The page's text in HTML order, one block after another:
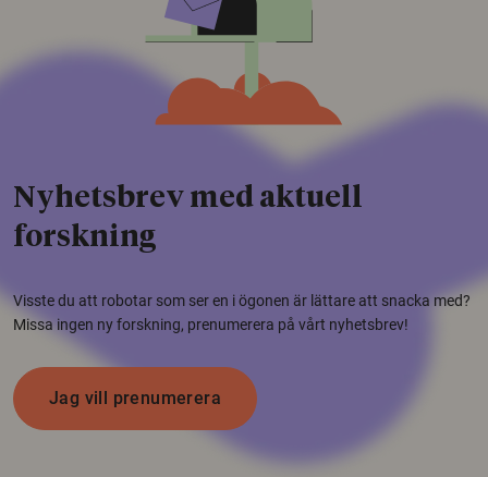
Nyhetsbrev med aktuell
forskning
Visste du att robotar som ser en i ögonen är lättare att snacka med?
Missa ingen ny forskning, prenumerera på vårt nyhetsbrev!
Jag vill prenumerera